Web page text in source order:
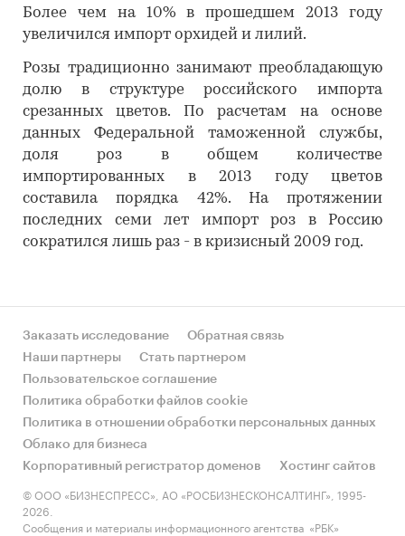
Более чем на 10% в прошедшем 2013 году
увеличился импорт орхидей и лилий.
Розы традиционно занимают преобладающую
долю в структуре российского импорта
срезанных цветов. По расчетам на основе
данных Федеральной таможенной службы,
доля роз в общем количестве
импортированных в 2013 году цветов
составила порядка 42%. На протяжении
последних семи лет импорт роз в Россию
сократился лишь раз - в кризисный 2009 год.
Заказать исследование
Обратная связь
Наши партнеры
Стать партнером
Пользовательское соглашение
Политика обработки файлов cookie
Политика в отношении обработки персональных данных
Облако для бизнеса
Корпоративный регистратор доменов
Хостинг сайтов
© ООО «БИЗНЕСПРЕСС», АО «РОСБИЗНЕСКОНСАЛТИНГ», 1995-
2026.
Сообщения и материалы информационного агентства «РБК»